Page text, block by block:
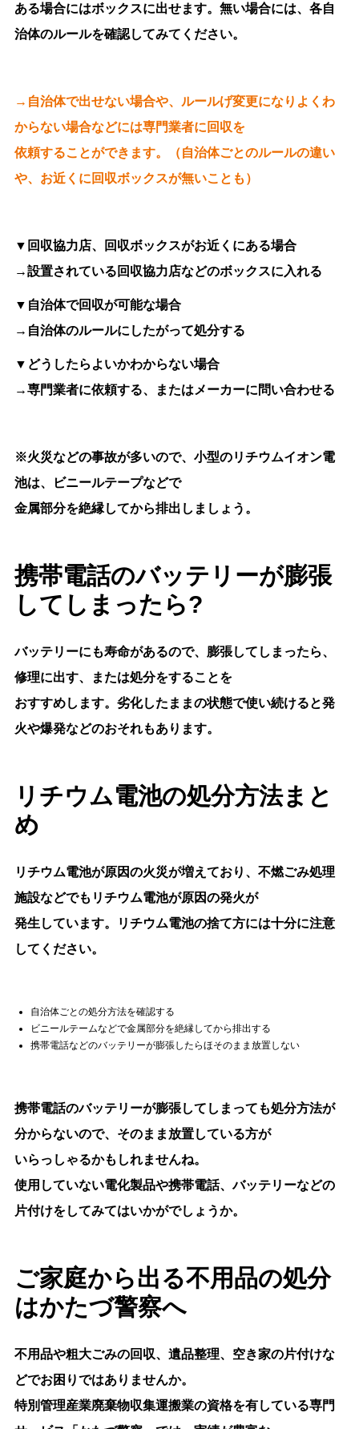
ある場合にはボックスに出せます。無い場合には、各自
治体のルールを確認してみてください。
→自治体で出せない場合や、ルールげ変更になりよくわ
からない場合などには専門業者に 回収を
依頼することができます。（自治体ごとのルールの違い
や、お近くに回収ボックスが無いことも）
▼回収協力店、回収ボックスがお近くにある場合
→設置されている回収協力店などのボックスに入れる
▼自治体で回収が可能な場合
→自治体のルールにしたがって処分する
▼どうしたらよいかわからない場合
→専門業者に依頼する、またはメーカーに問い合わせる
※火災などの事故が多いので、小型のリチウムイオン電
池は、ビニールテープなどで
金属部分を絶縁してから排出しましょう。
携帯電話のバッテリーが膨張
してしまったら?
バッテリーにも寿命があるので、膨張してしまったら、
修理に出す、または処分をすることを
おすすめします。劣化したままの状態で使い続けると発
火や爆発などのおそれもあります。
リチウム電池の処分方法まと
め
リチウム電池が原因の火災が増えており、不燃ごみ処理
施設などでもリチウム電池が原因の発火が
発生しています。リチウム電池の捨て方には十分に注意
してください。
自治体ごとの処分方法を確認する
ビニールテームなどで金属部分を絶縁してから排出する
携帯電話などのバッテリーが膨張したらほそのまま放置しない
携帯電話のバッテリーが膨張してしまっても処分方法が
分からないので、そのまま放置している方が
いらっしゃるかもしれませんね。
使用していない電化製品や携帯電話、バッテリーなどの
片付けをしてみてはいかがでしょうか。
ご家庭から出る不用品の処分
はかたづ警察へ
不用品や粗大ごみの回収、遺品整理、空き家の片付けな
どでお困りではありませんか。
特別管理産業廃棄物収集運搬業の資格を有している専門